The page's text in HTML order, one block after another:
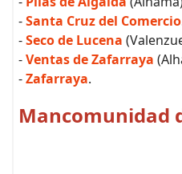
-Santa Cruz del Comercio
-Seco de Lucena
-Ventas de Zafarraya
-Zafarraya.
Mancomunidad